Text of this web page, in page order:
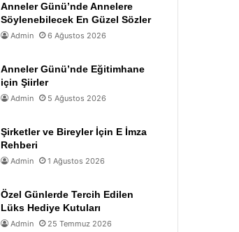
Anneler Günü’nde Annelere
Söylenebilecek En Güzel Sözler
Admin 6 Ağustos 2026
Anneler Günü’nde Eğitimhane
için Şiirler
Admin 5 Ağustos 2026
Şirketler ve Bireyler İçin E İmza
Rehberi
Admin 1 Ağustos 2026
Özel Günlerde Tercih Edilen
Lüks Hediye Kutuları
Admin 25 Temmuz 2026